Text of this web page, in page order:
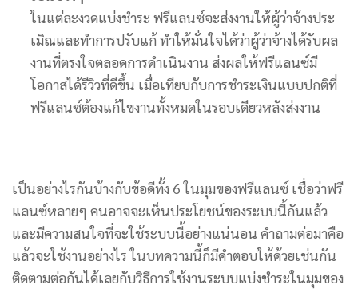
ในแต่ละงวดแบ่งชำระ ฟรีแลนซ์จะส่งงานให้ผู้ว่าจ้างประ
เมิณและทำการปรับแก้ ทำให้มั่นใจได้ว่าผู้ว่าจ้างได้รับผล
งานที่ตรงใจตลอดการดำเนินงาน ส่งผลให้ฟรีแลนซ์มี
โอกาสได้รีวิวที่ดีขึ้น เมื่อเทียบกับการชำระเงินแบบปกติที่
ฟรีแลนซ์ต้องแก้ไขงานทั้งหมดในรอบเดียวหลังส่งงาน
เป็นอย่างไรกันบ้างกับข้อดีทั้ง 6 ในมุมของฟรีแลนซ์ เชื่อว่าฟรี
แลนซ์หลายๆ คนอาจจะเห็นประโยชน์ของระบบนี้กันแล้ว
และมีความสนใจที่จะใช้ระบบนี้อย่างแน่นอน คำถามต่อมาคือ
แล้วจะใช้งานอย่างไร ในบทความนี้ก็มีคำตอบให้ด้วยเช่นกัน
ติดตามต่อกันได้เลยกับวิธีการใช้งานระบบแบ่งชำระในมุมของ